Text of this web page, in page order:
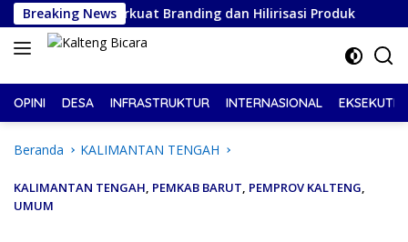
Langsung
ke
konten
Breaking News
Perkuat Branding dan Hilirisasi Produk
OPINI DESA INFRASTRUKTUR INTERNASIONAL EKSEKUTIF
Beranda KALIMANTAN TENGAH
KALIMANTAN TENGAH, PEMKAB BARUT, PEMPROV KALTENG,
UMUM